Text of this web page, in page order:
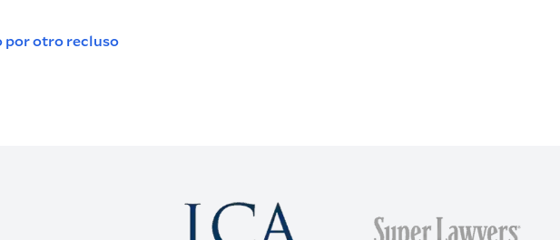
por otro recluso